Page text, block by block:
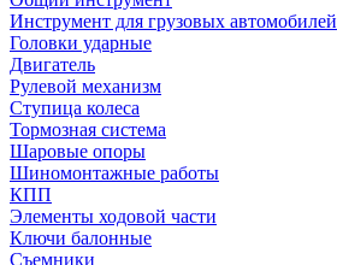
Инструмент для грузовых автомобилей
Головки ударные
Двигатель
Рулевой механизм
Ступица колеса
Тормозная система
Шаровые опоры
Шиномонтажные работы
КПП
Элементы ходовой части
Ключи балонные
Съемники